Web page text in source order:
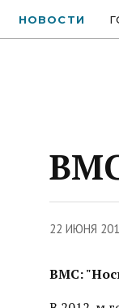
НОВОСТИ
22 ИЮНЯ
BMC: